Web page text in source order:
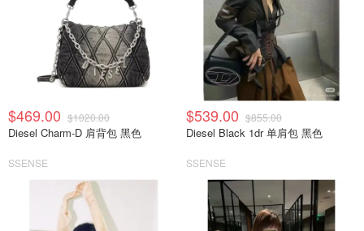
$469.00 $1020.00
Diesel Charm-D 肩背包 黑色
SSENSE
$539.00 $855.00
Diesel Black 1dr 单肩包 黑色
SSENSE